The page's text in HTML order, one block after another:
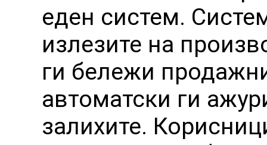
еден систем.
излезите на
ги бележи
автоматски ги
залихите.